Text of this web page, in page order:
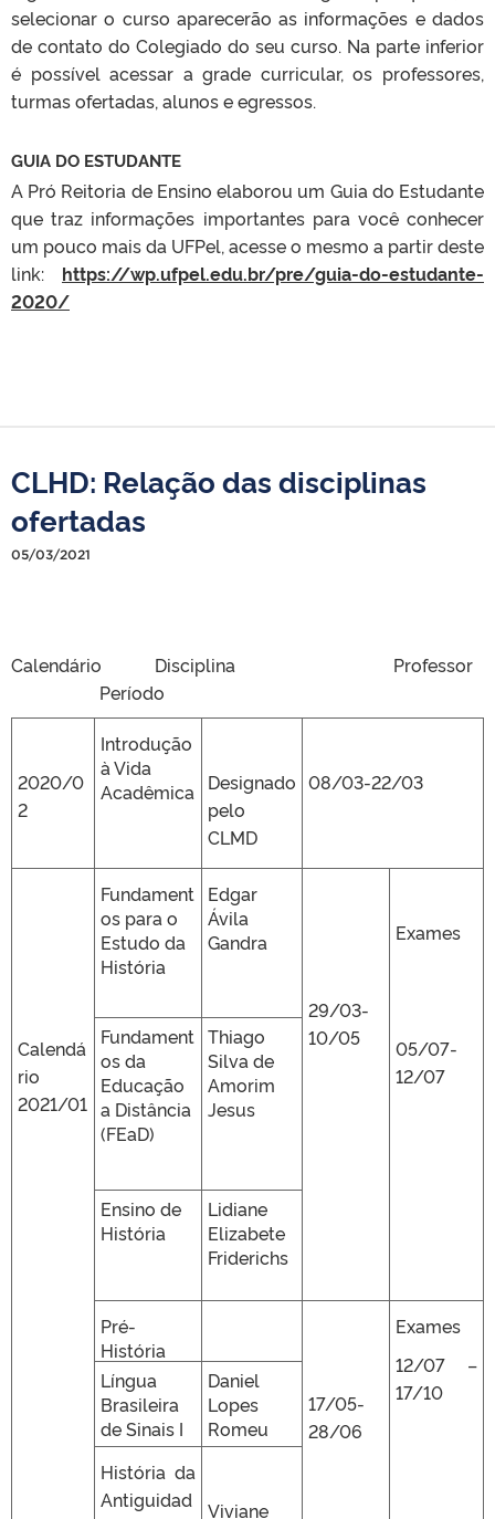
selecionar o curso aparecerão as informações e dados
de contato do Colegiado do seu curso. Na parte inferior
é possível acessar a grade curricular, os professores,
turmas ofertadas, alunos e egressos.
GUIA DO ESTUDANTE
A Pró Reitoria de Ensino elaborou um Guia do Estudante
que traz informações importantes para você conhecer
um pouco mais da UFPel, acesse o mesmo a partir deste
link: https://wp.ufpel.edu.br/pre/guia-do-estudante-
2020/
CLHD: Relação das disciplinas
ofertadas
05/03/2021
Calendário Disciplina Professor
Período
2020/0
2
Introdução
à Vida
Acadêmica
Designado
pelo
CLMD
08/03-22/03
Calendá
rio
2021/01
Fundament
os para o
Estudo da
História
Edgar
Ávila
Gandra
29/03-
10/05
Exames
05/07-
12/07
Fundament
os da
Educação
a Distância
(FEaD)
Thiago
Silva de
Amorim
Jesus
Ensino de
História
Lidiane
Elizabete
Friderichs
Pré-
História
17/05-
28/06
Exames
12/07 –
17/10
Língua
Brasileira
de Sinais I
Daniel
Lopes
Romeu
História da
Antiguidad
Viviane